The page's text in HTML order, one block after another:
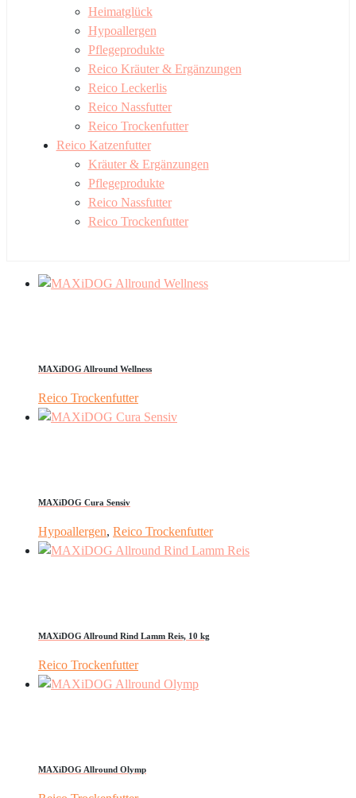
Heimatglück
Hypoallergen
Pflegeprodukte
Reico Kräuter & Ergänzungen
Reico Leckerlis
Reico Nassfutter
Reico Trockenfutter
Reico Katzenfutter
Kräuter & Ergänzungen
Pflegeprodukte
Reico Nassfutter
Reico Trockenfutter
MAXiDOG Allround Wellness
Reico Trockenfutter
MAXiDOG Cura Sensiv
Hypoallergen, Reico Trockenfutter
MAXiDOG Allround Rind Lamm Reis, 10 kg
Reico Trockenfutter
MAXiDOG Allround Olymp